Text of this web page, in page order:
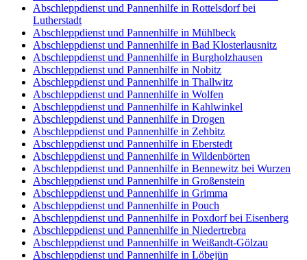
Abschleppdienst und Pannenhilfe in Rottelsdorf bei
Lutherstadt
Abschleppdienst und Pannenhilfe in Mühlbeck
Abschleppdienst und Pannenhilfe in Bad Klosterlausnitz
Abschleppdienst und Pannenhilfe in Burgholzhausen
Abschleppdienst und Pannenhilfe in Nobitz
Abschleppdienst und Pannenhilfe in Thallwitz
Abschleppdienst und Pannenhilfe in Wolfen
Abschleppdienst und Pannenhilfe in Kahlwinkel
Abschleppdienst und Pannenhilfe in Drogen
Abschleppdienst und Pannenhilfe in Zehbitz
Abschleppdienst und Pannenhilfe in Eberstedt
Abschleppdienst und Pannenhilfe in Wildenbörten
Abschleppdienst und Pannenhilfe in Bennewitz bei Wurzen
Abschleppdienst und Pannenhilfe in Großenstein
Abschleppdienst und Pannenhilfe in Grimma
Abschleppdienst und Pannenhilfe in Pouch
Abschleppdienst und Pannenhilfe in Poxdorf bei Eisenberg
Abschleppdienst und Pannenhilfe in Niedertrebra
Abschleppdienst und Pannenhilfe in Weißandt-Gölzau
Abschleppdienst und Pannenhilfe in Löbejün